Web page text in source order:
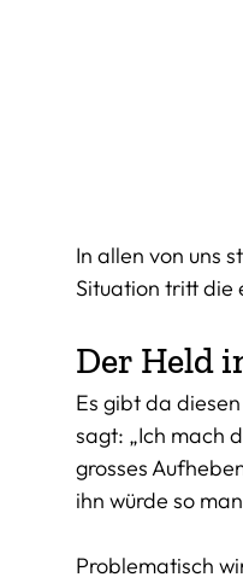
In allen von uns
Situation tritt die
Der Held
Es gibt da
sagt: „Ich mach
grosses
ihn würde so
Problematisch